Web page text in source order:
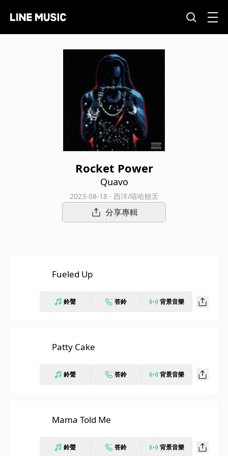
Rocket Power
Quavo
2023-08-18 · 西洋/嘻哈饒舌
分享專輯
Fueled Up
鈴聲 答鈴 背景音樂
Patty Cake
鈴聲 答鈴 背景音樂
Mama Told Me
鈴聲 答鈴 背景音樂